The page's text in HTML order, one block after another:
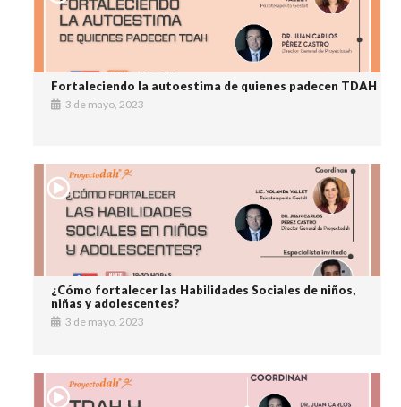
Fortaleciendo la autoestima de quienes padecen TDAH
3 de mayo, 2023
¿Cómo fortalecer las Habilidades Sociales de niños,
niñas y adolescentes?
3 de mayo, 2023